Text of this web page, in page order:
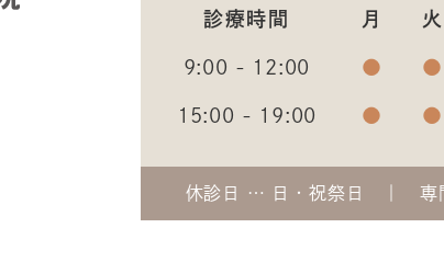
診療時間 月 火
9:00 - 12:00 ● ●
15:00 - 19:00 ● ●
休診日 … 日・祝祭日 専